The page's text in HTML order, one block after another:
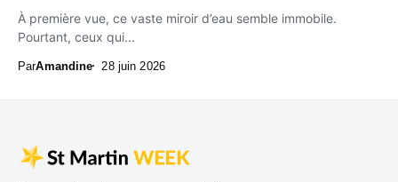
À première vue, ce vaste miroir d’eau semble immobile.
Pourtant, ceux qui...
ParAmandine 28 juin 2026